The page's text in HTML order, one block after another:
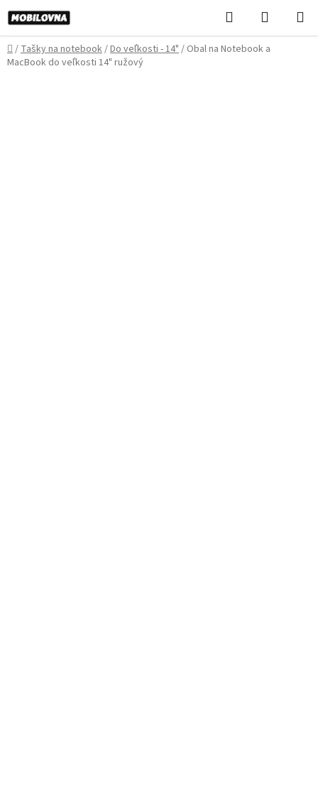
Prejsť
na
obsah
Hľadať
KOŠÍK
Domov
/Tašky na notebook/Do veľkosti - 14"/ Obal na Notebook a
MacBook do veľkosti 14" ružový